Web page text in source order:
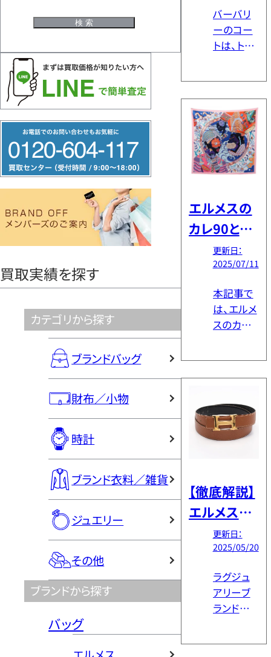
リ
ー
ヤ
買取実績を探す
カテゴリから探す
ブランドバッグ
財布／小物
時計
ブランド衣料／雑貨
ジュエリー
その他
ブランドから探す
バッグ
場・年代/モ
デル別価格
バーバリ
ーのコー
トは、トレ
場で長く
需要が続
いている
アイテム
です。この
ブランドオ
フの買取
実績をも
とに、バー
バリーコ
取相場と
実際の買
取価格
タグから
価値を見
法、高く売
[…]
エルメスの
カレ90と
は？人気柄
や高く売る
ためのポイ
ントを解説
更新日：
2025/07/11
本記事で
は、エルメ
スのカレ
に、カレを
高く売る
ためのポ
インのカ
レでも価
値が変わ
る理由に
ついても
ご紹介し
ています。
カレの購
【徹底解説】
エルメスベ
ルトはダサ
い？サイズ
感は？選び
方から人気
モデルまで
更新日：
2025/05/20
ラグジュ
アリーブ
ランドの